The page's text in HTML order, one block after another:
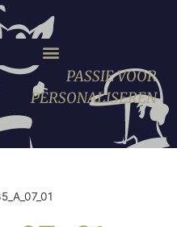
PASSIE VOOR
PERSONALISEREN